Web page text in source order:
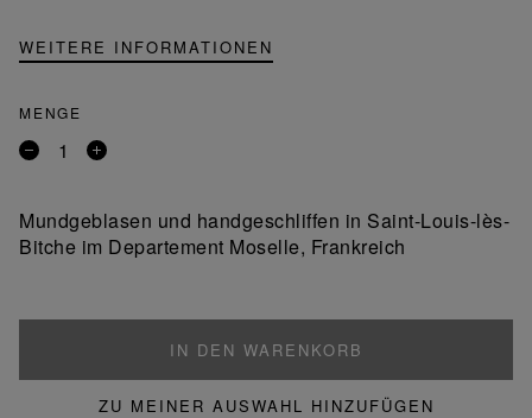
WEITERE INFORMATIONEN
MENGE
Entfernen
Produkt
Ein
Mundgeblasen und handgeschliffen in Saint-Louis-lès-
Bitche im Departement Moselle, Frankreich
IN DEN WARENKORB
ZU MEINER AUSWAHL HINZUFÜGEN